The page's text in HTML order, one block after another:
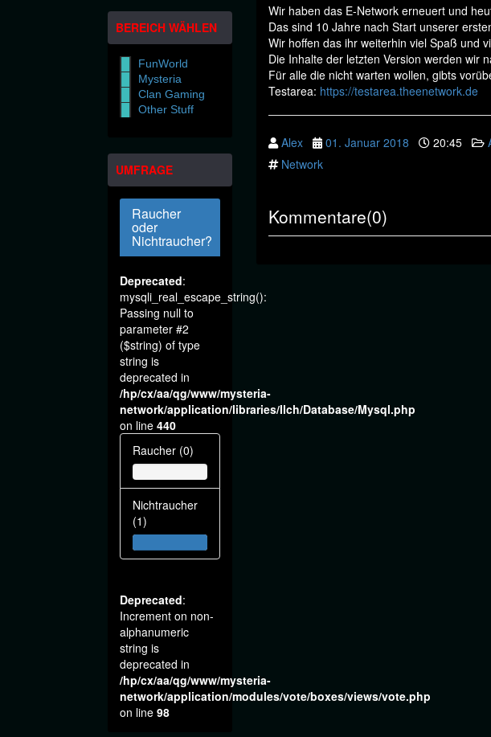
BEREICH WÄHLEN
FunWorld
Mysteria
Clan Gaming
Other Stuff
UMFRAGE
Raucher
oder
Nichtraucher?
Deprecated:
mysqli_real_escape_string():
Passing null to
parameter #2
($string) of type
string is
deprecated in
/hp/cx/aa/qg/www/mysteria-
network/application/libraries/Ilch/Database/Mysql.php
on line440
Raucher (0)
Nichtraucher
(1)
Deprecated:
Increment on non-
alphanumeric
string is
deprecated in
/hp/cx/aa/qg/www/mysteria-
network/application/modules/vote/boxes/views/vote.php
on line98
Wir haben das E-Network erneuert und
Das sind 10 Jahre nach Start unserer
Wir hoffen das ihr weiterhin viel Spaß und
Die Inhalte der letzten Version werden wir
Für alle die nicht warten wollen, gibts
Testarea: https://testarea.theenetwork.de
Alex 01. Januar 2018 20:45
Network
Kommentare(0)